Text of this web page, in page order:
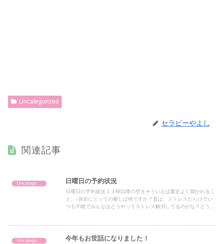
Uncategorized
セラピーやよし
関連記事
Uncategorized 日曜日の予約状況
日曜日の予約状況１３時以降の空きそういえば最近よく聞かれるこ
と。↓弥吉にとっての癒しは何ですか？昔は、ストレスだらけでい
つも不眠でみんなはどうやってストレス解消してるのかな？どうや
Uncategorized 今年もお世話になりました！